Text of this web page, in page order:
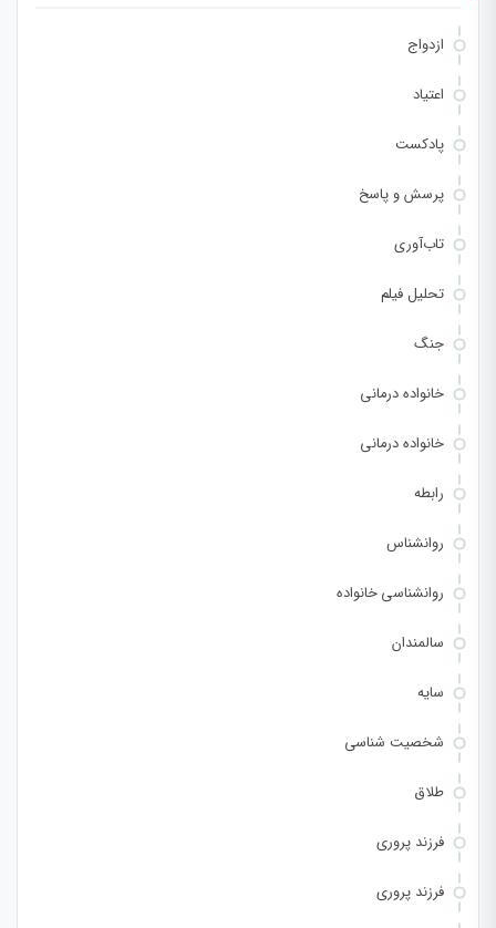
ازدواج
اعتیاد
پادکست
پرسش و پاسخ
تاب‌آوری
تحلیل فیلم
جنگ
خانواده درمانی
خانواده درمانی
رابطه
روانشناس
روانشناسی خانواده
سالمندان
سایه
شخصیت شناسی
طلاق
فرزند پروری
فرزند پروری